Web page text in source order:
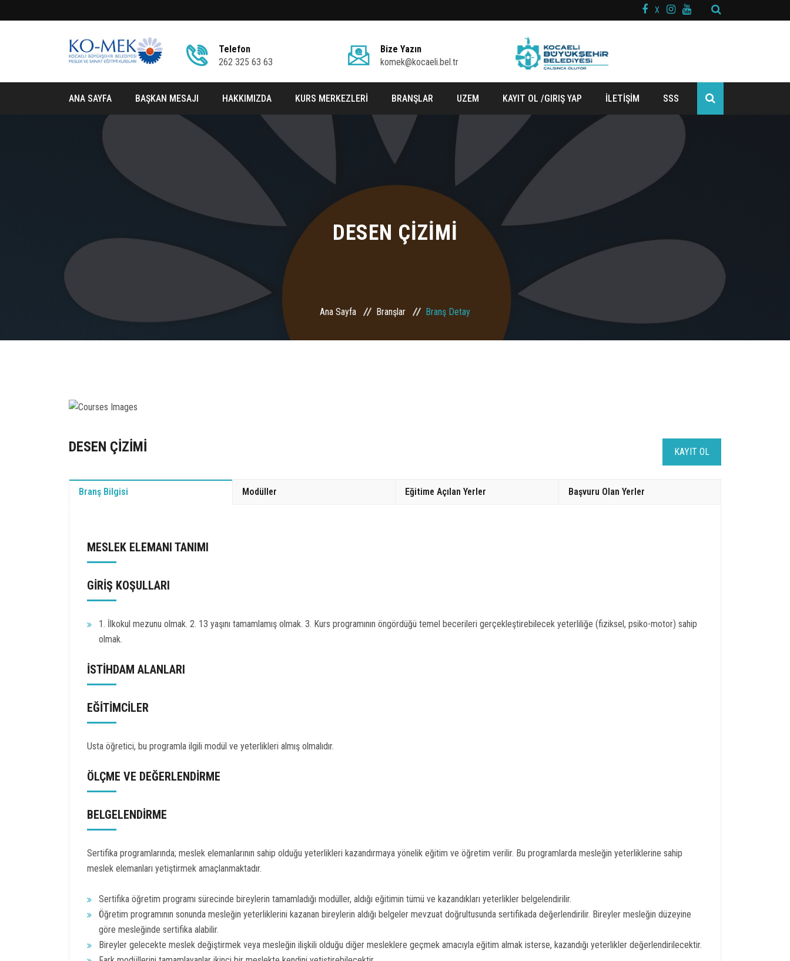
X
Telefon
262 325 63 63
Bize Yazın
komek@kocaeli.bel.tr
ANA SAYFA BAŞKAN MESAJI HAKKIMIZDA KURS MERKEZLERİ BRANŞLAR UZEM KAYIT OL /GIRIŞ YAP İLETİŞİM SSS
DESEN ÇİZİMİ
Ana Sayfa Branşlar Branş Detay
DESEN ÇİZİMİ KAYIT OL
Branş Bilgisi Modüller Eğitime Açılan Yerler Başvuru Olan Yerler
MESLEK ELEMANI TANIMI
GİRİŞ KOŞULLARI
1. İlkokul mezunu olmak. 2. 13 yaşını tamamlamış olmak. 3. Kurs programının öngördüğü temel becerileri gerçekleştirebilecek yeterliliğe (fiziksel, psiko-motor) sahip
olmak.
İSTİHDAM ALANLARI
EĞİTİMCİLER
Usta öğretici, bu programla ilgili modül ve yeterlikleri almış olmalıdır.
ÖLÇME VE DEĞERLENDİRME
BELGELENDİRME
Sertifika programlarında; meslek elemanlarının sahip olduğu yeterlikleri kazandırmaya yönelik eğitim ve öğretim verilir. Bu programlarda mesleğin yeterliklerine sahip
meslek elemanları yetiştirmek amaçlanmaktadır.
Sertifika öğretim programı sürecinde bireylerin tamamladığı modüller, aldığı eğitimin tümü ve kazandıkları yeterlikler belgelendirilir.
Öğretim programının sonunda mesleğin yeterliklerini kazanan bireylerin aldığı belgeler mevzuat doğrultusunda sertifikada değerlendirilir. Bireyler mesleğin düzeyine
göre mesleğinde sertifika alabilir.
Bireyler gelecekte meslek değiştirmek veya mesleğin ilişkili olduğu diğer mesleklere geçmek amacıyla eğitim almak isterse, kazandığı yeterlikler değerlendirilecektir.